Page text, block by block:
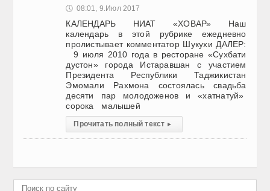
🕔 08:01, 9.Июл 2017
КАЛЕНДАРЬ НИАТ «ХОВАР» Наш
календарь в этой рубрике ежедневно
пролистывает комментатор Шукухи ДАЛЕР:
9 июля 2010 года в ресторане «Сухбати
дустон» города Истаравшан с участием
Президента Республики Таджикистан
Эмомали Рахмона состоялась свадьба
десяти пар молодоженов и «хатнатуй»
сорока малышей
Прочитать полный текст ▸